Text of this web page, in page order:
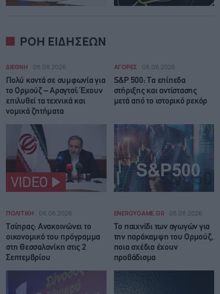
ΡΟΗ ΕΙΔΗΣΕΩΝ
ΔΙΕΘΝΗ 08.08.2026
Πολύ κοντά σε συμφωνία για
το Ορμούζ – Αραγτσί: Έχουν
επιλυθεί τα τεχνικά και
νομικά ζητήματα
VIDEO
ΑΓΟΡΕΣ 08.08.2026
S&P 500: Τα επίπεδα
στήριξης και αντίστασης
μετά από το ιστορικό ρεκόρ
ΠΟΛΙΤΙΚΗ 08.08.2026
Τσίπρας: Ανακοινώνει το
οικονομικό του πρόγραμμα
στη Θεσσαλονίκη στις 2
Σεπτεμβρίου
ENERGYGAME.GR 08.08.2026
Το παιχνίδι των αγωγών για
την παράκαμψη του Ορμούζ,
ποια σχέδια έχουν
προβάδισμα